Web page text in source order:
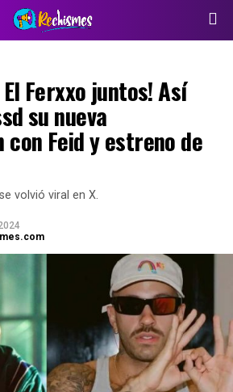
Ferxxo juntos! Así
su nueva
Feid y estreno de
volvió viral en X.